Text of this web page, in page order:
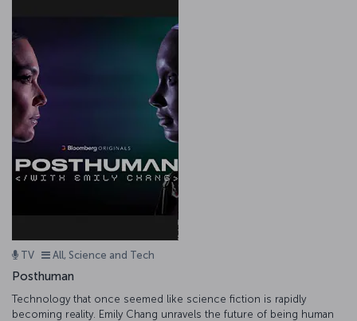
TV All, Science and Tech
Posthuman
Technology that once seemed like science fiction is rapidly
becoming reality. Emily Chang unravels the future of being human